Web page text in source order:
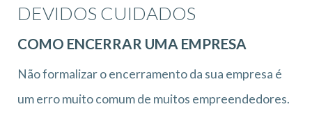
DEVIDOS CUIDADOS
COMO ENCERRAR UMA EMPRESA
Não formalizar o encerramento da sua empresa é
um erro muito comum de muitos empreendedores.